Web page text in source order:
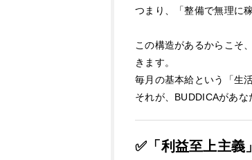
つまり、「整備で無理に
この構造があるからこそ
きます。
毎月の基本給という「生
それが、BUDDICAがあな
✅「利益至上主義